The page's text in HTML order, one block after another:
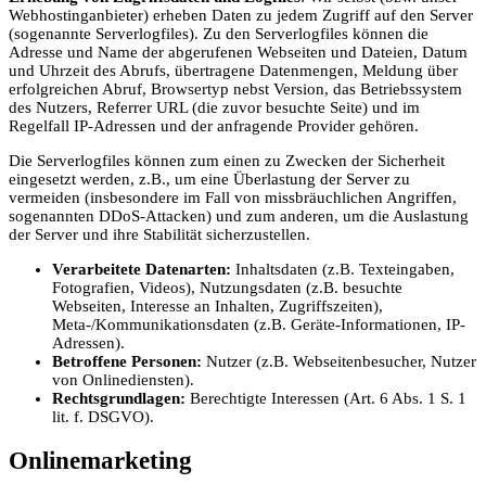
Webhostinganbieter) erheben Daten zu jedem Zugriff auf den Server
(sogenannte Serverlogfiles). Zu den Serverlogfiles können die
Adresse und Name der abgerufenen Webseiten und Dateien, Datum
und Uhrzeit des Abrufs, übertragene Datenmengen, Meldung über
erfolgreichen Abruf, Browsertyp nebst Version, das Betriebssystem
des Nutzers, Referrer URL (die zuvor besuchte Seite) und im
Regelfall IP-Adressen und der anfragende Provider gehören.
Die Serverlogfiles können zum einen zu Zwecken der Sicherheit
eingesetzt werden, z.B., um eine Überlastung der Server zu
vermeiden (insbesondere im Fall von missbräuchlichen Angriffen,
sogenannten DDoS-Attacken) und zum anderen, um die Auslastung
der Server und ihre Stabilität sicherzustellen.
Verarbeitete Datenarten: Inhaltsdaten (z.B. Texteingaben,
Fotografien, Videos), Nutzungsdaten (z.B. besuchte
Webseiten, Interesse an Inhalten, Zugriffszeiten),
Meta-/Kommunikationsdaten (z.B. Geräte-Informationen, IP-
Adressen).
Betroffene Personen: Nutzer (z.B. Webseitenbesucher, Nutzer
von Onlinediensten).
Rechtsgrundlagen: Berechtigte Interessen (Art. 6 Abs. 1 S. 1
lit. f. DSGVO).
Onlinemarketing